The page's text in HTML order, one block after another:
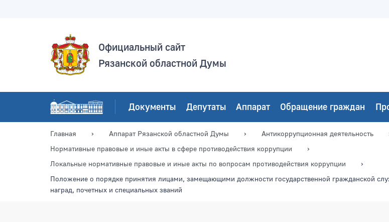
Официальный сайт
Рязанской областной Думы
Документы Депутаты Аппарат Обращение граждан
Главная Аппарат Рязанской областной Думы
Антикоррупционная деятельность
Нормативные правовые и иные акты в сфере противодействия коррупции
Локальные нормативные правовые и иные акты по вопросам противодействия коррупции
Положение о порядке принятия лицами, замещающими должности государственной гражданской
наград, почетных и специальных званий